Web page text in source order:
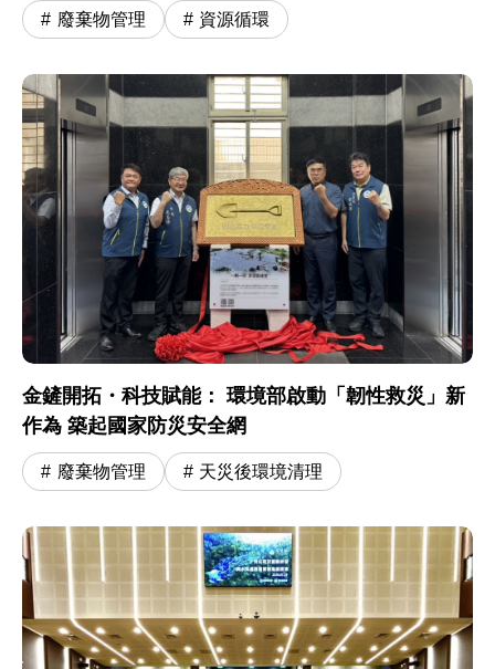
廢棄物管理 資源循環
金鏟開拓・科技賦能： 環境部啟動「韌性救災」新
作為 築起國家防災安全網
廢棄物管理 天災後環境清理